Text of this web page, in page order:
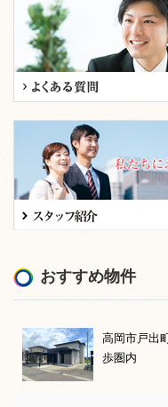
おすすめ物件
高岡市戸出
歩圏内